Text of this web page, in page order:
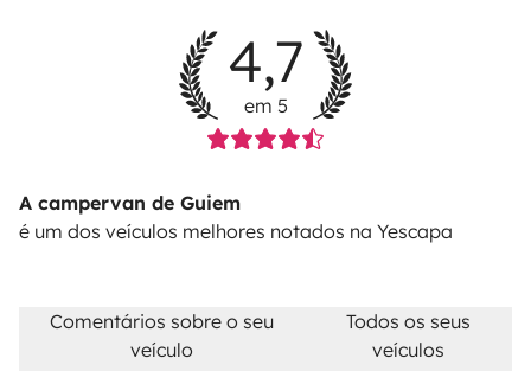
4,7
em 5
A campervan de Guiem
é um dos veículos melhores notados na Yescapa
Comentários sobre o seu
veículo
Todos os seus
veículos